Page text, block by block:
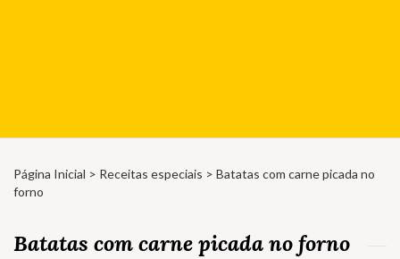
Página Inicial > Receitas especiais > Batatas com carne picada no
forno
Batatas com carne picada no forno